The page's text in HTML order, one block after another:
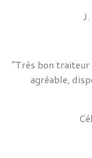
“Très bon
agréable,